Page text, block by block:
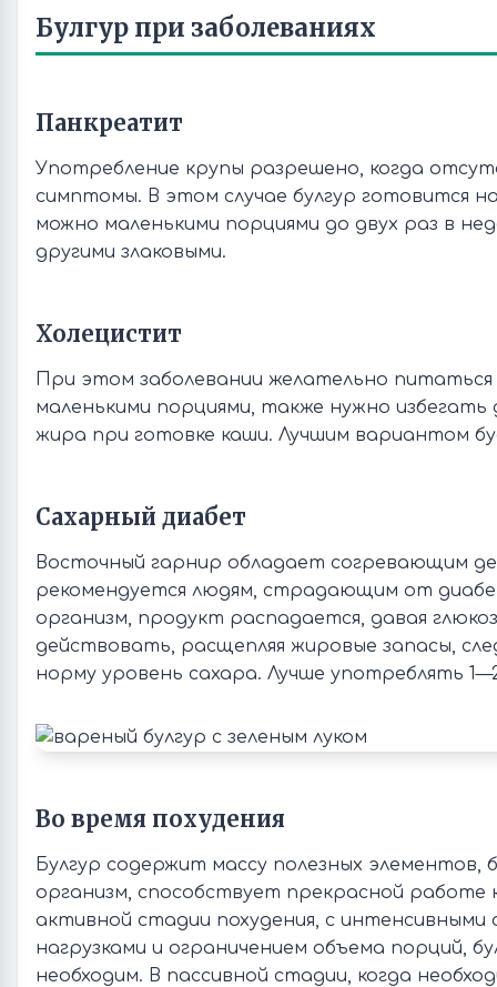
Булгур при заболеваниях
Панкреатит
Употребление крупы разрешено, когда
симптомы. В этом случае булгур готовится
можно маленькими порциями до двух раз в
другими злаковыми.
Холецистит
При этом заболевании желательно
маленькими порциями, также нужно избегать
жира при готовке каши. Лучшим вариантом
Сахарный диабет
Восточный гарнир обладает согревающим
рекомендуется людям, страдающим от
организм, продукт распадается, давая
действовать, расщепляя жировые запасы,
норму уровень сахара. Лучше употреблять
Во время похудения
Булгур содержит массу полезных
организм, способствует прекрасной работе
активной стадии похудения, с интенсивными
нагрузками и ограничением объема порций,
необходим. В пассивной стадии, когда